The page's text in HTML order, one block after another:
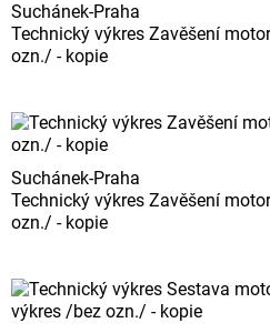
Suchánek-Praha
Technický výkres Zavěšení
ozn./ - kopie
Suchánek-Praha
Technický výkres Zavěšení
ozn./ - kopie